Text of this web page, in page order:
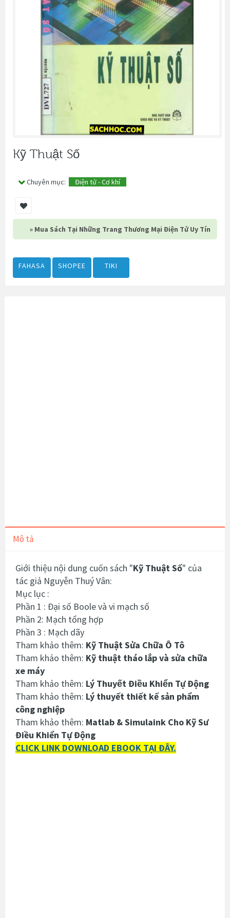
Kỹ Thuật Số
Chuyên mục: Điện tử - Cơ khí
» Mua Sách Tại Những Trang Thương Mại Điện Tử Uy Tín
FAHASA SHOPEE TIKI
Mô tả
Giới thiệu nội dung cuốn sách "Kỹ Thuật Số" của
tác giả Nguyễn Thuý Vân:
Mục lục :
Phần 1 : Đại số Boole và vi mạch số
Phần 2: Mạch tổng hợp
Phần 3 : Mạch dãy
Tham khảo thêm: Kỹ Thuật Sửa Chữa Ô Tô
Tham khảo thêm: Kỹ thuật tháo lắp và sửa chữa
xe máy
Tham khảo thêm: Lý Thuyết Điều Khiển Tự Động
Tham khảo thêm: Lý thuyết thiết kế sản phẩm
công nghiệp
Tham khảo thêm: Matlab & Simulaink Cho Kỹ Sư
Điều Khiển Tự Động
CLICK LINK DOWNLOAD EBOOK TẠI ĐÂY.